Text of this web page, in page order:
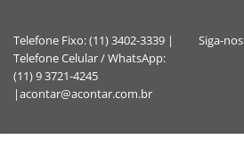
Telefone Fixo: (11) 3402-3339 |
Telefone Celular / WhatsApp:
(11) 9 3721-4245
|acontar@acontar.com.br
Siga-nos